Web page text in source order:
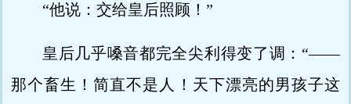
“他说：交给皇后照顾！”
皇后几乎嗓音都完全尖利得变了调：“——
那个畜生！简直不是人！天下漂亮的男孩子这